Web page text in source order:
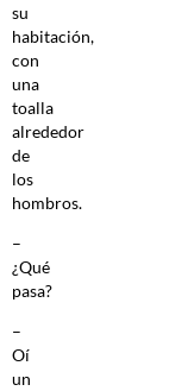
su
habitación,
con
una
toalla
alrededor
de
los
hombros.
–
¿Qué
pasa?
–
Oí
un